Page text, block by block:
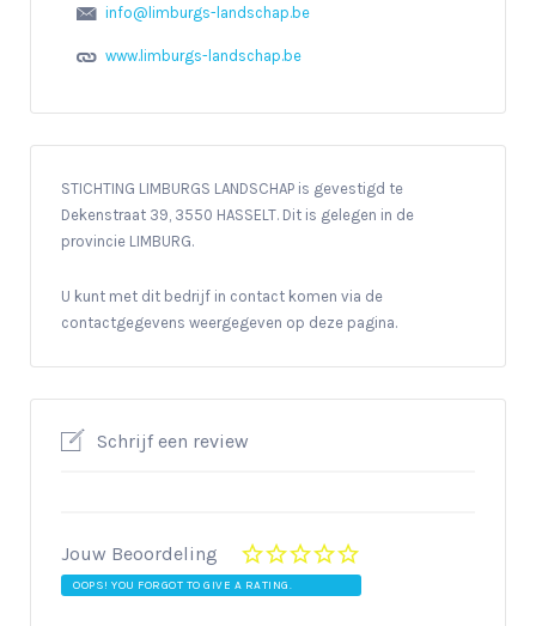
info@limburgs-landschap.be
www.limburgs-landschap.be
STICHTING LIMBURGS LANDSCHAP is gevestigd te
Dekenstraat 39, 3550 HASSELT. Dit is gelegen in de
provincie LIMBURG.
U kunt met dit bedrijf in contact komen via de
contactgegevens weergegeven op deze pagina.
Schrijf een review
Jouw Beoordeling
OOPS! YOU FORGOT TO GIVE A RATING.